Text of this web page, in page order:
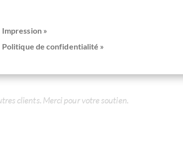
Inscrivez-vous ici pour notre SchokoNEWS:
Single Origin, 24g
clients. Merci pour votre soutien.
Impression »
Politique de confidentialité »